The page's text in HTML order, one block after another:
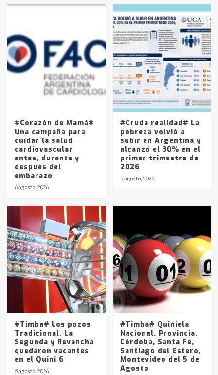
3
en la mañana del lunes
4
Accidente en Ruta 5: falleció un
joven de Trenque Lauquen
Los precios de los combustibles en
La Pampa, desde YPF hasta Axion
entre 857 a 1338 pesos
#Corazón de Mamá#
Una campaña para
cuidar la salud
cardiovascular
antes, durante y
después del
embarazo
6 agosto, 2026
#Cruda realidad# La
pobreza volvió a
subir en Argentina y
alcanzó el 30% en el
primer trimestre de
2026
5 agosto, 2026
#Timba# Los pozos
Tradicional, La
Segunda y Revancha
quedaron vacantes
en el Quini 6
5 agosto, 2026
#Timba# Quiniela
Nacional, Provincia,
Córdoba, Santa Fe,
Santiago del Estero,
Montevideo del 5 de
Agosto